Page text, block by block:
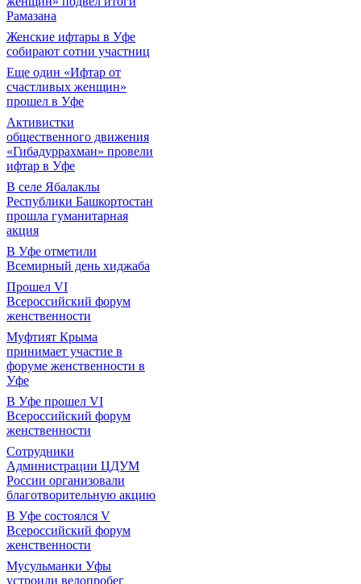
Рамазана
Женские ифтары в Уфе
собирают сотни участниц
Еще один «Ифтар от
счастливых женщин»
прошел в Уфе
Активистки
общественного движения
«Гибадуррахман» провели
ифтар в Уфе
В селе Ябалаклы
Республики Башкортостан
прошла гуманитарная
акция
В Уфе отметили
Всемирный день хиджаба
Прошел VI
Всероссийский форум
женственности
Муфтият Крыма
принимает участие в
форуме женственности в
Уфе
В Уфе прошел VI
Всероссийский форум
женственности
Сотрудники
Администрации ЦДУМ
России организовали
благотворительную акцию
В Уфе состоялся V
Всероссийский форум
женственности
Мусульманки Уфы
устроили велопробег